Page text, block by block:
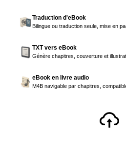
Traduction d'eBook
Bilingue ou traduction seule, mise en
TXT vers eBook
Génère chapitres, couverture et
eBook en livre audio
M4B navigable par chapitres,